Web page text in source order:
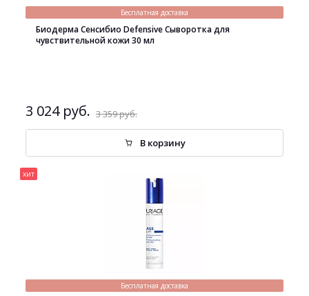
Бесплатная доставка
Биодерма Сенсибио Defensive Сыворотка для
чувствительной кожи 30 мл
3 024 руб. 3 359 руб.
В корзину
хит
Бесплатная доставка